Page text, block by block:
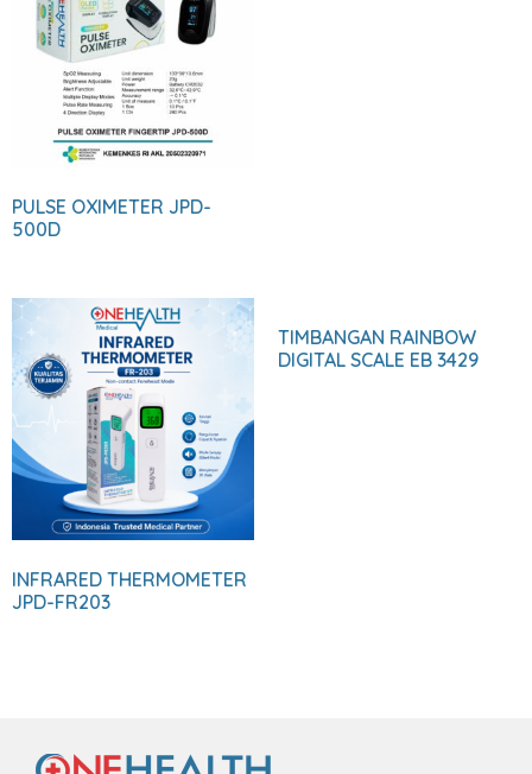
PULSE OXIMETER JPD-
500D
INFRARED THERMOMETER
JPD-FR203
TIMBANGAN RAINBOW
DIGITAL SCALE EB 3429